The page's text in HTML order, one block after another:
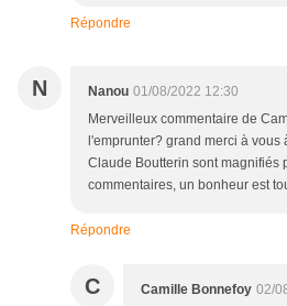
Répondre
N Nanou 01/08/2022 12:30
Merveilleux commentaire de
l'emprunter? grand merci à vous
Claude Boutterin sont magnifiés
commentaires, un bonheur est
Répondre
C Camille Bonnefoy 02/